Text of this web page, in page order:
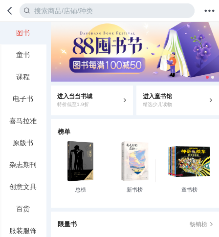
值得买 我的当当
图书
童书
课程
电子书
喜马拉雅
原版书
杂志期刊
创意文具
百货
服装服饰
进入当当书城
特价低至1.9折
进入童书馆
精选少儿读物
榜单
总榜 新书榜 童书榜
限量书 畅销榜